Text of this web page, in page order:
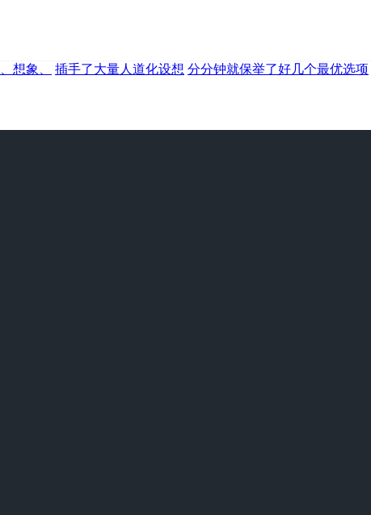
想象、 插手了大量人道化设想 分分钟就保举了好几个最优选项